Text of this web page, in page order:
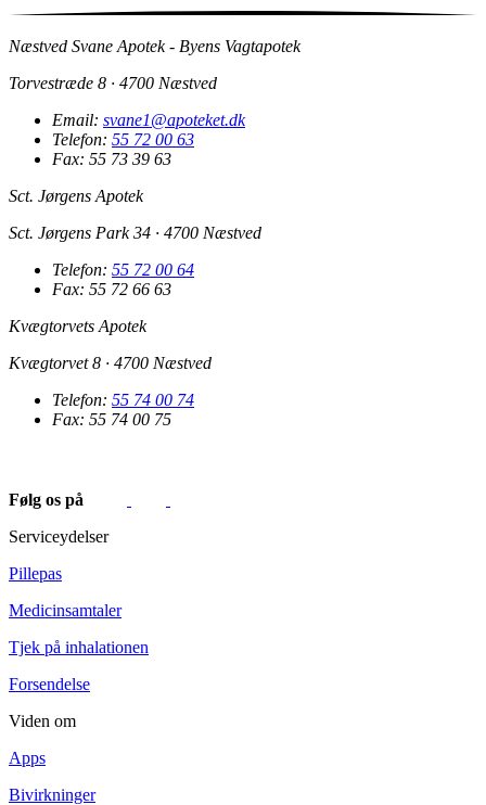
Næstved Svane Apotek - Byens Vagtapotek
Torvestræde 8 · 4700 Næstved
Email: svane1@apoteket.dk
Telefon: 55 72 00 63
Fax: 55 73 39 63
Sct. Jørgens Apotek
Sct. Jørgens Park 34 · 4700 Næstved
Telefon: 55 72 00 64
Fax: 55 72 66 63
Kvægtorvets Apotek
Kvægtorvet 8 · 4700 Næstved
Telefon: 55 74 00 74
Fax: 55 74 00 75
Følg os på
Serviceydelser
Pillepas
Medicinsamtaler
Tjek på inhalationen
Forsendelse
Viden om
Apps
Bivirkninger